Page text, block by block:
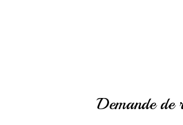
Demande de